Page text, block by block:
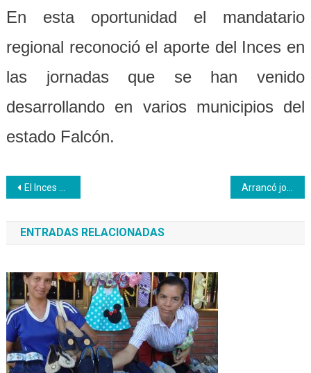
En esta oportunidad el mandatario
regional reconoció el aporte del Inces en
las jornadas que se han venido
desarrollando en varios municipios del
estado Falcón.
Navegación
de
entradas
El Inces contribuye a la formación de profesionales que reflejan la excelencia de la Patria
ENTRADAS RELACIONADAS